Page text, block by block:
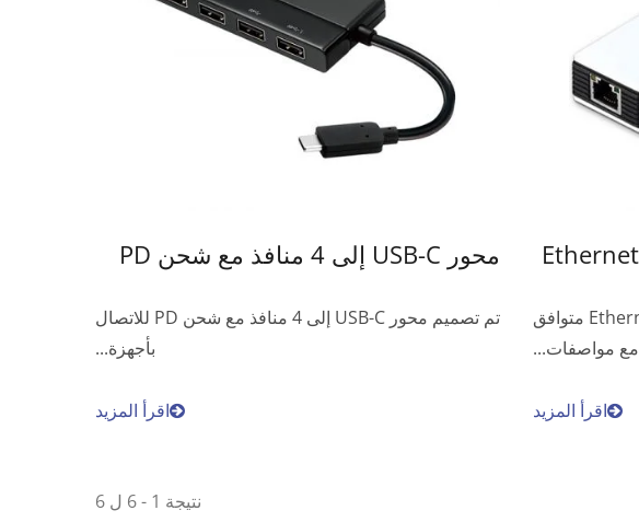
محور USB 2.0 بأربعة منافذ مع محول Ethernet متوافق
مع مواصفات...
اقرأ المزيد
محور USB-C إلى 4 منافذ مع شحن PD
تم تصميم محور USB-C إلى 4 منافذ مع شحن PD للاتصال
بأجهزة...
اقرأ المزيد
نتيجة 1 - 6 ل 6